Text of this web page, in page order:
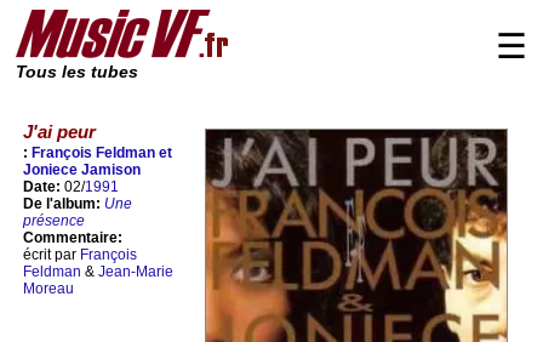
Tous les tubes
☰
J'ai peur
: François Feldman et
Joniece Jamison
Date: 02/1991
De l'album: Une
présence
Commentaire:
écrit par François
Feldman & Jean-Marie
Moreau